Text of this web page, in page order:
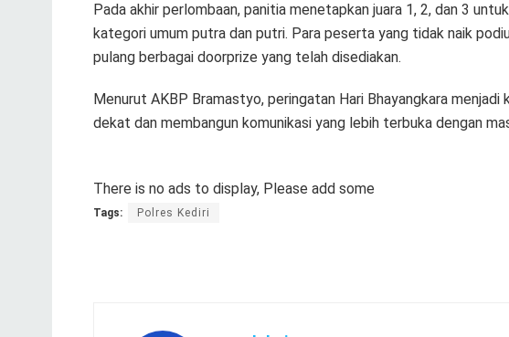
Pada akhir perlombaan, panitia menetapkan juara 1, 2, dan 3
kategori umum putra dan putri. Para peserta yang tidak naik
pulang berbagai doorprize yang telah disediakan.
Menurut AKBP Bramastyo, peringatan Hari Bhayangkara
dekat dan membangun komunikasi yang lebih terbuka dengan
There is no ads to display, Please add some
Tags: Polres Kediri